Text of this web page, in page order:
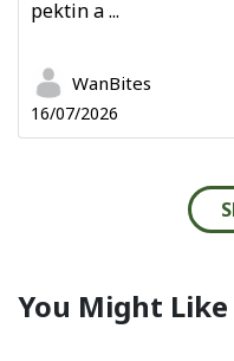
pektin a ...
WanBites
16/07/2026
You Might Like